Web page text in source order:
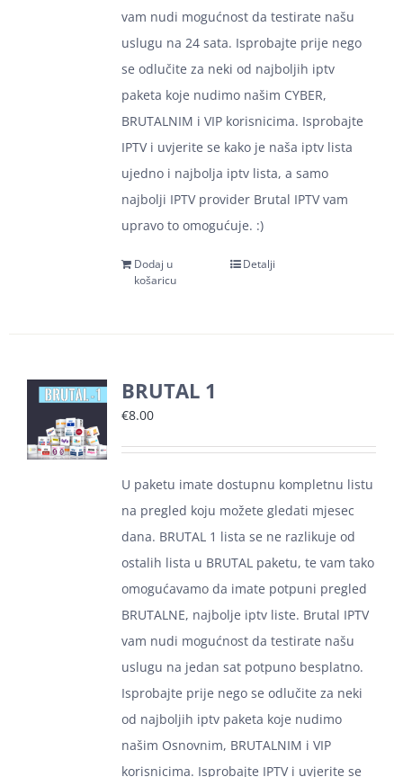
vam nudi mogućnost da testirate našu
uslugu na 24 sata. Isprobajte prije nego
se odlučite za neki od najboljih iptv
paketa koje nudimo našim CYBER,
BRUTALNIM i VIP korisnicima. Isprobajte
IPTV i uvjerite se kako je naša iptv lista
ujedno i najbolja iptv lista, a samo
najbolji IPTV provider Brutal IPTV vam
upravo to omogućuje. :)
Dodaj u
košaricu
Detalji
BRUTAL 1
€8.00
U paketu imate dostupnu kompletnu listu
na pregled koju možete gledati mjesec
dana. BRUTAL 1 lista se ne razlikuje od
ostalih lista u BRUTAL paketu, te vam tako
omogućavamo da imate potpuni pregled
BRUTALNE, najbolje iptv liste. Brutal IPTV
vam nudi mogućnost da testirate našu
uslugu na jedan sat potpuno besplatno.
Isprobajte prije nego se odlučite za neki
od najboljih iptv paketa koje nudimo
našim Osnovnim, BRUTALNIM i VIP
korisnicima. Isprobajte IPTV i uvjerite se